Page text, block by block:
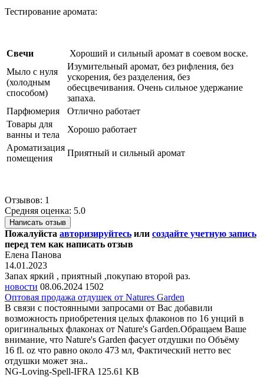
Тестирование аромата:
Свечи
Хороший и сильный аромат в соевом воске.
Мыло с нуля
(холодным
способом)
Изумительный аромат, без рифления, без
ускорения, без разделения, без
обесцвечивания. Очень сильное удержание
запаха.
Парфюмерия
Отлично работает
Товары для
ванны и тела
Хорошо работает
Ароматизация
помещения
Приятный и сильный аромат
Отзывов: 1
Средняя оценка: 5.0
Написать отзыв
Пожалуйста авторизируйтесь или создайте учетную запись
перед тем как написать отзыв
Елена Панова
14.01.2023
Запах яркий , приятный ,покупаю второй раз.
новости 08.06.2024 1502
Оптовая продажа отдушек от Natures Garden
В связи с постоянными запросами от Вас добавили
возможность приобретения целых флаконов по 16 унций в
оригинальных флаконах от Nature's Garden.Обращаем Ваше
внимание, что Nature's Garden фасует отдушки по Объёму
16 fl. oz что равно около 473 мл, Фактический нетто вес
отдушки может зна..
NG-Loving-Spell-IFRA 125.61 KB